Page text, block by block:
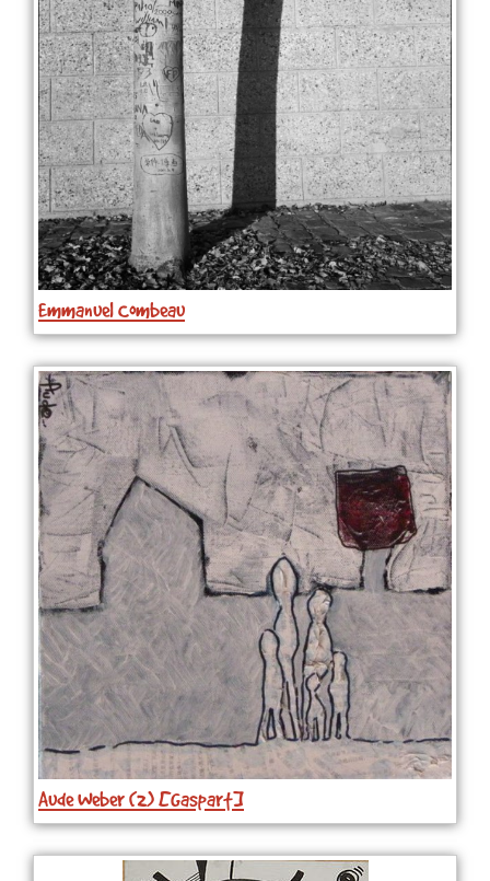
Emmanuel Combeau
Aude Weber (2) [Gaspart]